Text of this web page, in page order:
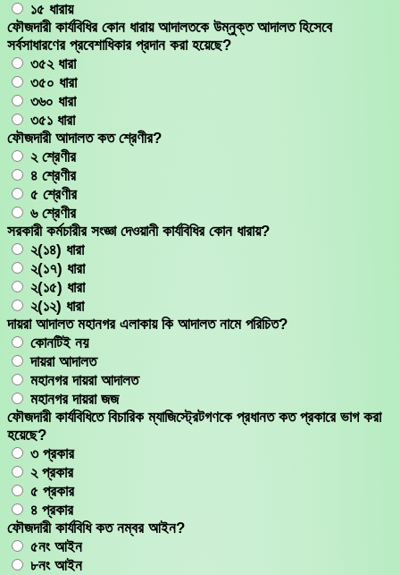
১৫ ধারায়
ফৌজদারী কার্যবিধির কোন ধারায় আদালতকে উম্নুক্ত আদালত হিসেবে
সর্বসাধারণের প্রবেশাধিকার প্রদান করা হয়েছে?
৩৫২ ধারা
৩৫০ ধারা
৩৬০ ধারা
৩৫১ ধারা
ফৌজদারী আদালত কত শ্রেণীর?
২ শ্রেণীর
৪ শ্রেণীর
৫ শ্রেণীর
৬ শ্রেণীর
সরকারী কর্মচারীর সংজ্ঞা দেওয়ানী কার্যবিধির কোন ধারায়?
২(১৪) ধারা
২(১৭) ধারা
২(১৫) ধারা
২(১২) ধারা
দায়রা আদালত মহানগর এলাকায় কি আদালত নামে পরিচিত?
কোনটিই নয়
দায়রা আদালত
মহানগর দায়রা আদালত
মহানগর দায়রা জজ
ফৌজদারী কার্যবিধিতে বিচারিক ম্যাজিস্ট্রেটগণকে প্রধানত কত প্রকারে ভাগ করা
হয়েছে?
৩ প্রকার
২ প্রকার
৫ প্রকার
৪ প্রকার
ফৌজদারী কার্যবিধি কত নম্বর আইন?
৫নং আইন
৮নং আইন